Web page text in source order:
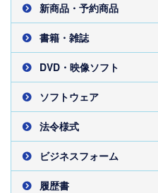
新商品・予約商品
書籍・雑誌
DVD・映像ソフト
ソフトウェア
法令様式
ビジネスフォーム
履歴書